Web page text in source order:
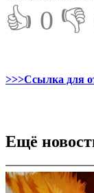
👍 0 👎
>>>Ссылка для
Ещё